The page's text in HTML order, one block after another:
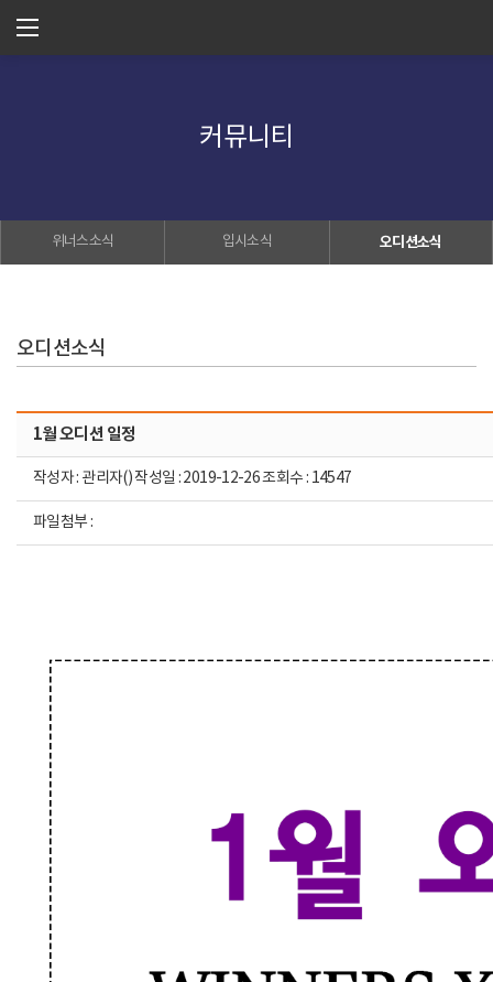
커뮤니티
위너스소식 입시소식 오디션소식
오디션소식
1월 오디션 일정
작성자 : 관리자() 작성일 : 2019-12-26 조회수 : 14547
파일첨부 :